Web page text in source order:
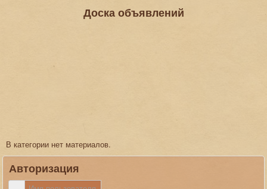
Доска объявлений
В категории нет материалов.
Авторизация